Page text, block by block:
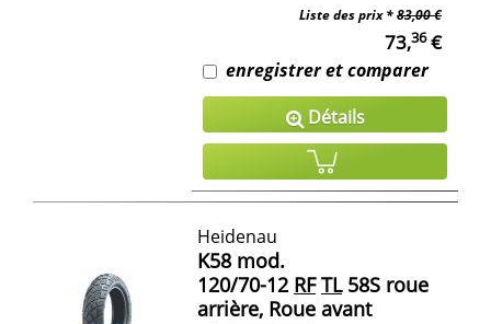
Liste des prix *83,00 €
73,36€
enregistrer et comparer
Détails
Heidenau
K58 mod.
120/70-12 RF TL58S roue
arrière, Roue avant